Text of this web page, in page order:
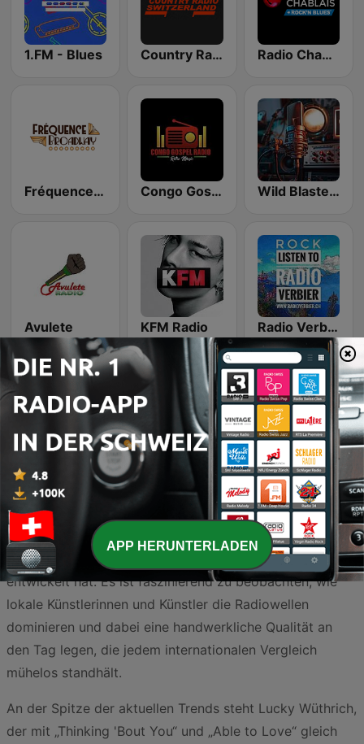
1.FM - Blues Country Radio Switzerland Radio Chablais Rock’N’Blues
Fréquence Broadway Congo Gospel Radio Wild Blaster "The sound of Rock"
Avulete KFM Radio Radio Verbier Rock Blues
Die Schweizer Blues-Szene erlebt derzeit eine
bemerkenswerte Renaissance, die Tradition mit
zeitgenössischer Frische verbindet. In dieser Auswahl
der aktuell meistgespielten Titel spiegelt sich die
lebendige Vielfalt eines Genres wider, das in der Schweiz
eine tiefe Seele und eine ganz eigene Identität
entwickelt hat. Es ist faszinierend zu beobachten, wie
lokale Künstlerinnen und Künstler die Radiowellen
dominieren und dabei eine handwerkliche Qualität an
den Tag legen, die jedem internationalen Vergleich
mühelos standhält.
An der Spitze der aktuellen Trends steht Lucky Wüthrich,
der mit „Thinking 'Bout You“ und „Able to Love“ gleich
APP HERUNTERLADEN